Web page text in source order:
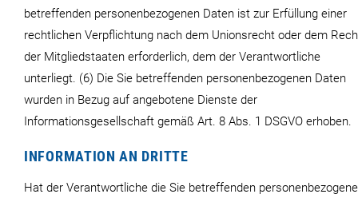
betreffenden personenbezogenen Daten ist zur Erfüllung einer
rechtlichen Verpflichtung nach dem Unionsrecht oder dem
der Mitgliedstaaten erforderlich, dem der Verantwortliche
unterliegt. (6) Die Sie betreffenden personenbezogenen Daten
wurden in Bezug auf angebotene Dienste der
Informationsgesellschaft gemäß Art. 8 Abs. 1 DSGVO erhoben.
INFORMATION AN DRITTE
Hat der Verantwortliche die Sie betreffenden